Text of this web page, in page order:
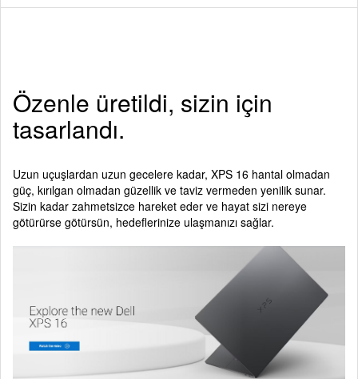
Özenle üretildi, sizin için
tasarlandı.
Uzun uçuşlardan uzun gecelere kadar, XPS 16 hantal olmadan
güç, kırılgan olmadan güzellik ve taviz vermeden yenilik sunar.
Sizin kadar zahmetsizce hareket eder ve hayat sizi nereye
götürürse götürsün, hedeflerinize ulaşmanızı sağlar.